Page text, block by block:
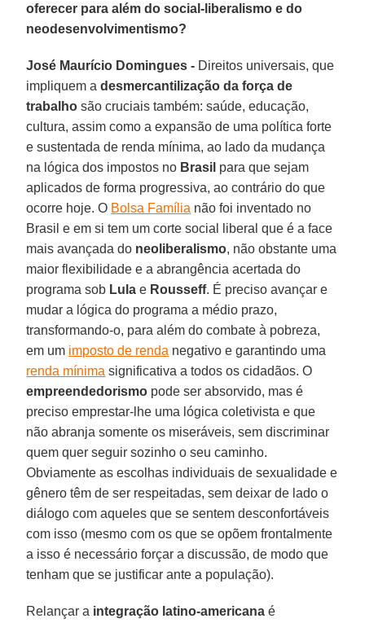
oferecer para além do social-liberalismo e do
neodesenvolvimentismo?
José Maurício Domingues - Direitos universais, que
impliquem adesmercantilização da força de
trabalho são cruciais também: saúde, educação,
cultura, assim como a expansão de uma política forte
e sustentada de renda mínima, ao lado da mudança
na lógica dos impostos no Brasil para que sejam
aplicados de forma progressiva, ao contrário do que
ocorre hoje. O Bolsa Família não foi inventado no
Brasil e em si tem um corte social liberal que é a face
mais avançada do neoliberalismo, não obstante uma
maior flexibilidade e a abrangência acertada do
programa sob Lula e Rousseff. É preciso avançar e
mudar a lógica do programa a médio prazo,
transformando-o, para além do combate à pobreza,
em um imposto de renda negativo e garantindo uma
renda mínima significativa a todos os cidadãos. O
empreendedorismo pode ser absorvido, mas é
preciso emprestar-lhe uma lógica coletivista e que
não abranja somente os miseráveis, sem discriminar
quem quer seguir sozinho o seu caminho.
Obviamente as escolhas individuais de sexualidade e
gênero têm de ser respeitadas, sem deixar de lado o
diálogo com aqueles que se sentem desconfortáveis
com isso (mesmo com os que se opõem frontalmente
a isso é necessário forçar a discussão, de modo que
tenham que se justificar ante a população).
Relançar a integração latino-americana é